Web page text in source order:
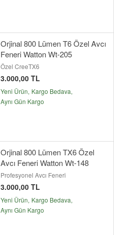
Orjinal 800 Lümen T6 Özel Avcı
Feneri Watton Wt-205
Özel CreeTX6
3.000,00 TL
Yeni Ürün Kargo Bedava
Aynı Gün Kargo
Orjinal 800 Lümen TX6 Özel
Avcı Feneri Watton Wt-148
Profesyonel Avcı Feneri
3.000,00 TL
Yeni Ürün Kargo Bedava
Aynı Gün Kargo